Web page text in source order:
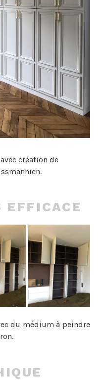
création de
du médium à peindre